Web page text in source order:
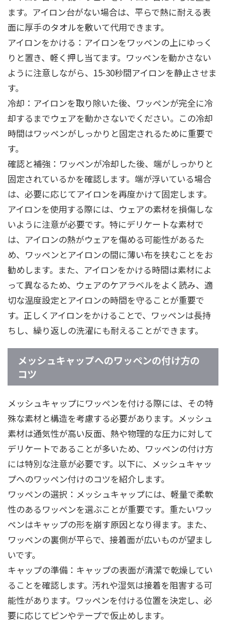
ます。アイロン台がない場合は、平らで熱に耐える表
面に厚手のタオルを敷いて代用できます。
アイロンをかける：アイロンをワッペンの上にゆっく
りと置き、軽く押し当てます。ワッペンを動かさない
ように注意しながら、15-30秒間アイロンを静止させま
す。
冷却：アイロンを取り除いた後、ワッペンが完全に冷
却するまでウェアを動かさないでください。この冷却
時間はワッペンがしっかりと固定されるために重要で
す。
確認と補強：ワッペンが冷却した後、端がしっかりと
固定されているかを確認します。端が浮いている場合
は、必要に応じてアイロンを再度かけて固定します。
アイロンを使用する際には、ウェアの素材を損傷しな
いように注意が必要です。特にデリケートな素材で
は、アイロンの熱がウェアを傷める可能性があるた
め、ワッペンとアイロンの間に薄い布を挟むことをお
勧めします。また、アイロンをかける時間は素材によ
って異なるため、ウェアのケアラベルをよく読み、適
切な温度設定とアイロンの時間を守ることが重要で
す。正しくアイロンをかけることで、ワッペンは長持
ちし、繰り返しの洗濯にも耐えることができます。
メッシュキャップへのワッペンの付け方の
コツ
メッシュキャップにワッペンを付ける際には、その特
殊な素材と構造を考慮する必要があります。メッシュ
素材は通気性が高い反面、熱や物理的な圧力に対して
デリケートであることが多いため、ワッペンの付け方
には特別な注意が必要です。以下に、メッシュキャッ
プへのワッペン付けのコツを紹介します。
ワッペンの選択：メッシュキャップには、軽量で柔軟
性のあるワッペンを選ぶことが重要です。重たいワッ
ペンはキャップの形を崩す原因となり得ます。また、
ワッペンの裏側が平らで、接着面が広いものが望まし
いです。
キャップの準備：キャップの表面が清潔で乾燥してい
ることを確認します。汚れや湿気は接着を阻害する可
能性があります。ワッペンを付ける位置を決定し、必
要に応じてピンやテープで仮止めします。